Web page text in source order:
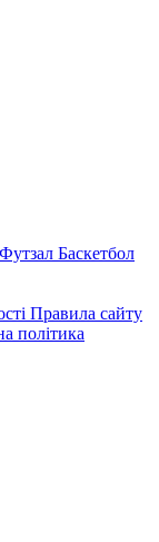
Футзал Баскетбол
Правила сайту
політика